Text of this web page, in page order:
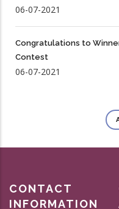
06-07-2021
Congratulations to
Contest
06-07-2021
CONTACT
INFORMATION